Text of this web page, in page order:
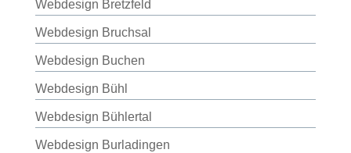
Webdesign Bretzfeld
Webdesign Bruchsal
Webdesign Buchen
Webdesign Bühl
Webdesign Bühlertal
Webdesign Burladingen